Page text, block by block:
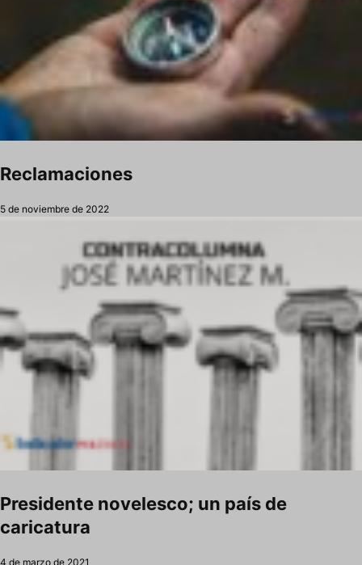
Reclamaciones
5 de noviembre de 2022
Presidente novelesco; un país de
caricatura
4 de marzo de 2021